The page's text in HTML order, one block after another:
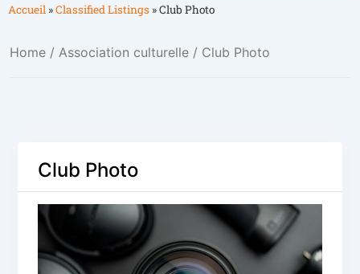
Accueil »Classified Listings »Club Photo
Home / Association culturelle / Club Photo
Club Photo